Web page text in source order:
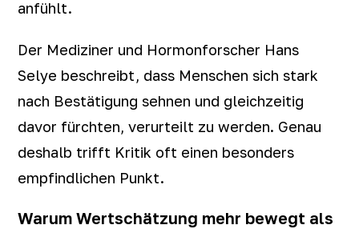
anfühlt.
Der Mediziner und Hormonforscher Hans
Selye beschreibt, dass Menschen sich stark
nach Bestätigung sehnen und gleichzeitig
davor fürchten, verurteilt zu werden. Genau
deshalb trifft Kritik oft einen besonders
empfindlichen Punkt.
Warum Wertschätzung mehr bewegt als